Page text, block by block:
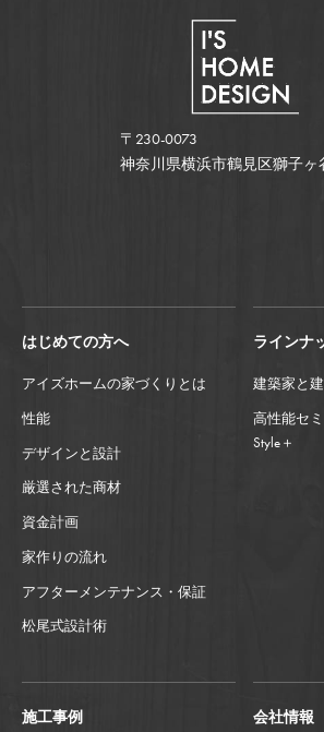
〒230-0073
神奈川県横浜市鶴見区獅子ヶ
はじめての方へ
アイズホームの家づくりとは
性能
デザインと設計
厳選された商材
資金計画
家作りの流れ
アフターメンテナンス・保証
松尾式設計術
ラインナ
建築家と
高性能セ
Style＋
施工事例 会社情報